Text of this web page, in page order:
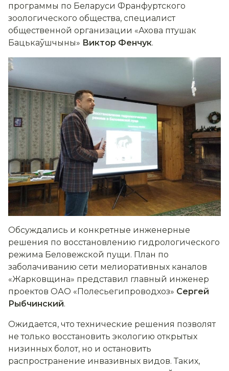
программы по Беларуси Франфуртского
зоологического общества, специалист
общественной организации «Ахова птушак
Бацькаўшчыны» Виктор Фенчук.
Обсуждались и конкретные инженерные
решения по восстановлению гидрологического
режима Беловежской пущи. План по
заболачиванию сети мелиоративных каналов
«Жарковщина» представил главный инженер
проектов ОАО «Полесьегипроводхоз» Сергей
Рыбчинский.
Ожидается, что технические решения позволят
не только восстановить экологию открытых
низинных болот, но и остановить
распространение инвазивных видов. Таких,